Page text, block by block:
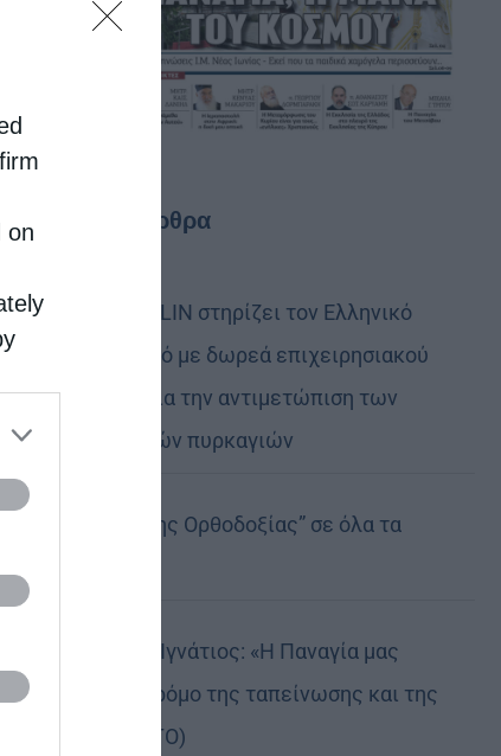
on
it to
Τελευταία άρθρα
Η LEROY MERLIN στηρίζει τον Ελληνικό
Ερυθρό Σταυρό με δωρεά επιχειρησιακού
εξοπλισμού για την αντιμετώπιση των
καταστροφικών πυρκαγιών
Η “Κιβωτός της Ορθοδοξίας” σε όλα τα
Δημητριάδος Ιγνάτιος: «Η Παναγία μας
δείχνει τον δρόμο της ταπείνωσης και της
σιωπής» (ΦΩΤΟ)